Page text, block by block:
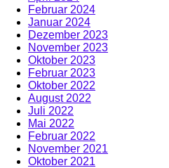
Februar 2024
Januar 2024
Dezember 2023
November 2023
Oktober 2023
Februar 2023
Oktober 2022
August 2022
Juli 2022
Mai 2022
Februar 2022
November 2021
Oktober 2021